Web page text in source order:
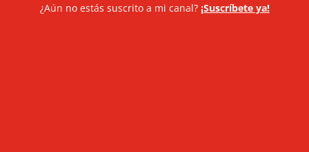
¿Aún no estás suscrito a mi canal? ¡Suscríbete ya!